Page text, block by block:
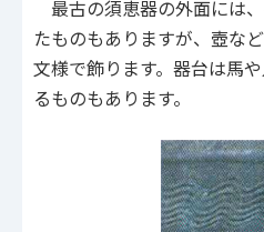
最古の須恵器の外面には
たものもありますが、壺な
文様で飾ります。器台は馬
るものもあります。